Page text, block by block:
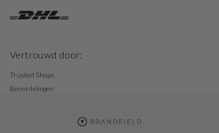
Vertrouwd door:
Trusted Shops
Beoordelingen